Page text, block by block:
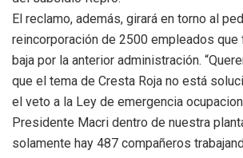
El reclamo, además, girará en torno al
reincorporación de 2500 empleados que
baja por la anterior administración.
que el tema de Cresta Roja no está
el veto a la Ley de emergencia
Presidente Macri dentro de nuestra
solamente hay 487 compañeros